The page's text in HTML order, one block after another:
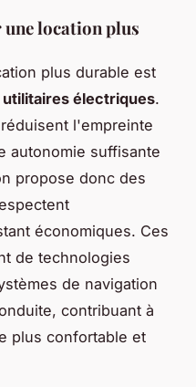
location plus
plus durable est
électriques.
l'empreinte
autonomie suffisante
propose donc des
économiques. Ces
de technologies
de navigation
contribuant à
plus confortable et